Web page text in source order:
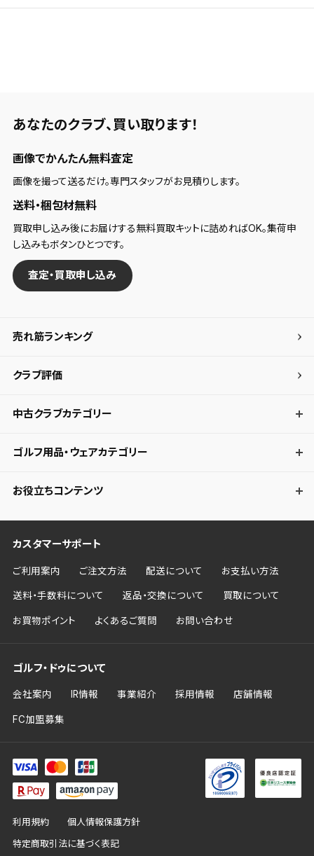
「お知らせ」で通知します。
保存する
あなたのクラブ、 買い取ります！
画像でかんたん無料査定
画像を撮って送るだけ。専門スタッフがお見積りします。
送料・梱包材無料
買取申し込み後にお届けする無料買取キットに詰めればOK。集荷申
し込みもボタンひとつです。
査定・買取申し込み
売れ筋ランキング
クラブ評価
中古クラブカテゴリー
ゴルフ用品・ウェアカテゴリー
お役立ちコンテンツ
カスタマーサポート
ご利用案内 ご注文方法 配送について お支払い方法
送料・手数料について 返品・交換について 買取について
お買物ポイント よくあるご質問 お問い合わせ
ゴルフ・ドゥについて
会社案内 IR情報 事業紹介 採用情報 店舗情報
FC加盟募集
利用規約 個人情報保護方針
特定商取引法に基づく表記